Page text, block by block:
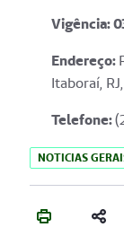
Vigência:
Endereço:
Itaboraí,
Telefone:
NOTICIAS